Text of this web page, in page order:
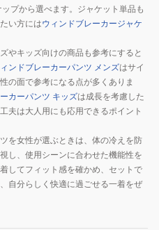
プから選べます。ジャケット単品も
い方にはウィンドブレーカージャケ
やキッズ向けの商品も参考にすると
ンドブレーカーパンツ メンズはサイ
の面で参考になる点が多くありま
カーパンツ キッズは成長を考慮した
夫は大人用にも応用できるポイント
を女性が選ぶときは、体の冷えを防
し、使用シーンに合わせた機能性を
してフィット感を確かめ、セットで
自分らしく快適に過ごせる一着をぜ